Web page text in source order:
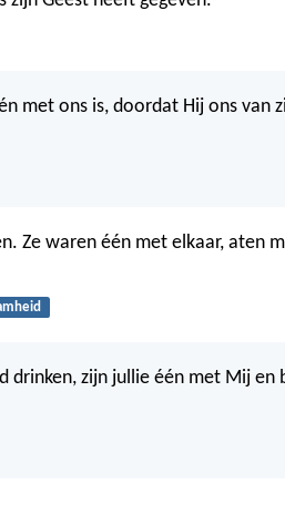
met ons is, doordat Hij ons van
Ze waren één met elkaar, aten
drinken, zijn jullie één met Mij en